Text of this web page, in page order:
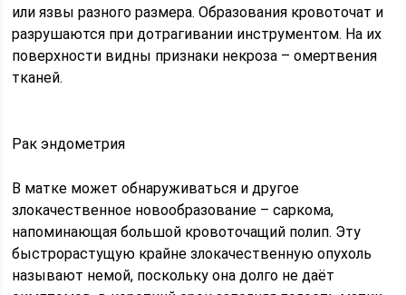
или язвы разного размера. Образования кровоточат и
разрушаются при дотрагивании инструментом. На их
поверхности видны признаки некроза – омертвения
тканей.
Рак эндометрия
В матке может обнаруживаться и другое
злокачественное новообразование – саркома,
напоминающая большой кровоточащий полип. Эту
быстрорастущую крайне злокачественную опухоль
называют немой, поскольку она долго не даёт